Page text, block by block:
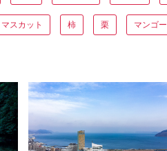
マスカット 柿 栗 マンゴー